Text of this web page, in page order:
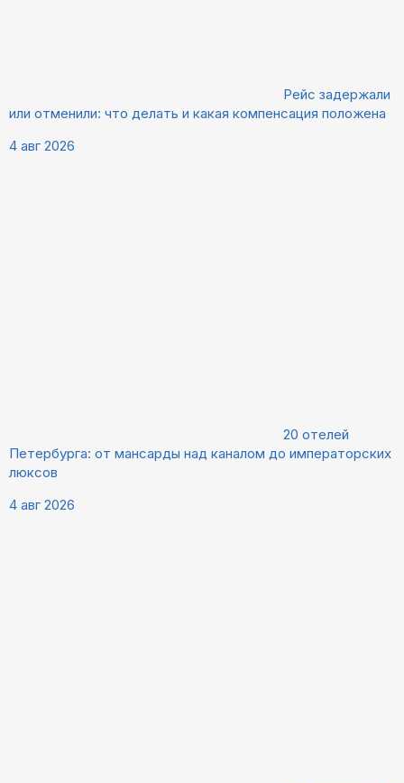
Рейс задержали
или отменили: что делать и какая компенсация положена
4 авг 2026
20 отелей
Петербурга: от мансарды над каналом до императорских
люксов
4 авг 2026